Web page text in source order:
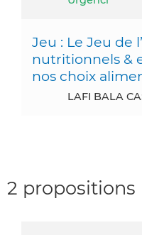
Jeu : Le Jeu de
nutritionnels &
nos choix
LAFI BALA
2 propositions